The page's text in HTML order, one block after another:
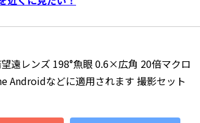
遠レンズ 198°魚眼 0.6×広角 20倍マクロ
Androidなどに適用されます 撮影セット